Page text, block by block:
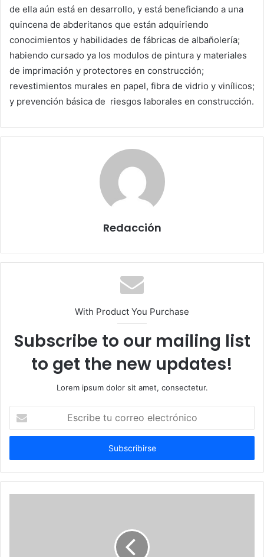
de ella aún está en desarrollo, y está beneficiando a una
quincena de abderitanos que están adquiriendo
conocimientos y habilidades de fábricas de albañolería;
habiendo cursado ya los modulos de pintura y materiales
de imprimación y protectores en construcción;
revestimientos murales en papel, fibra de vidrio y vinílicos;
y prevención básica de riesgos laborales en construcción.
Redacción
With Product You Purchase
Subscribe to our mailing list
to get the new updates!
Lorem ipsum dolor sit amet, consectetur.
correo